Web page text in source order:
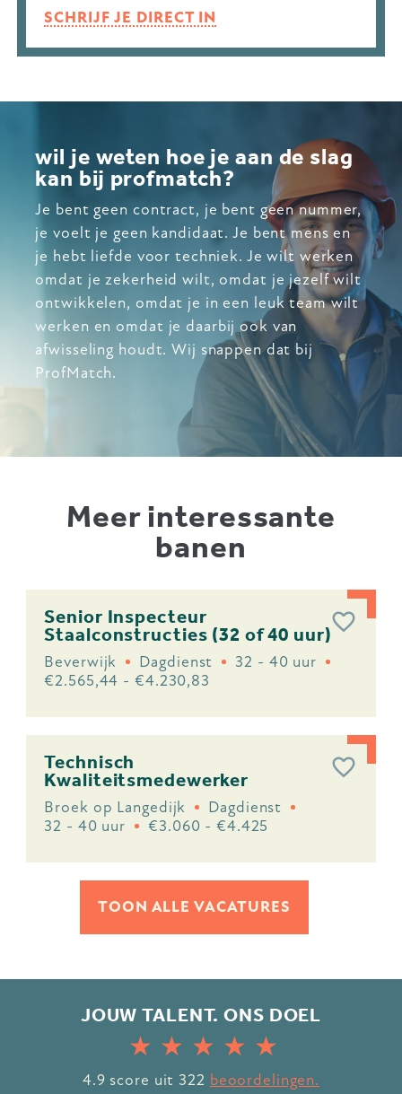
SCHRIJF JE DIRECT IN
wil je weten hoe je aan de slag
kan bij profmatch?
Je bent geen contract, je bent geen nummer,
je voelt je geen kandidaat. Je bent mens en
je hebt liefde voor techniek. Je wilt werken
omdat je zekerheid wilt, omdat je jezelf wilt
ontwikkelen, omdat je in een leuk team wilt
werken en omdat je daarbij ook van
afwisseling houdt. Wij snappen dat bij
ProfMatch.
Meer interessante
banen
Senior Inspecteur
Staalconstructies (32 of 40 uur)
Beverwijk Dagdienst
32 - 40 uur
€2.565,44 - €4.230,83
Technisch
Kwaliteitsmedewerker
Broek op Langedijk
Dagdienst
32 - 40 uur
€3.060 - €4.425
TOON ALLE VACATURES
JOUW TALENT. ONS DOEL
4.9 score uit 322 beoordelingen.